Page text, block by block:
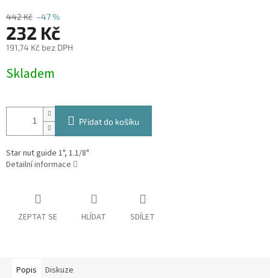
442 Kč –47 %
232 Kč
191,74 Kč bez DPH
cena:
Skladem
Přidat do košíku
Star nut guide 1", 1.1/8"
Detailní informace
ZEPTAT SE HLÍDAT SDÍLET
Popis Diskuze